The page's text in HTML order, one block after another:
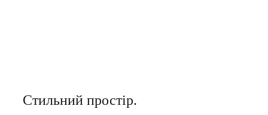
Стильний простір.